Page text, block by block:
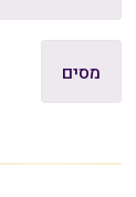
מסים